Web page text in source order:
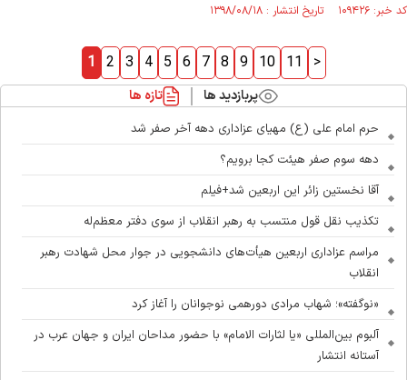
کد خبر: ۱۰۹۴۲۶ تاریخ انتشار : ۱۳۹۸/۰۸/۱۸
1 2 3 4 5 6 7 8 9 10 11 >
پربازدید ها تازه ها
حرم امام علی (ع) مهیای عزاداری دهه آخر صفر شد
دهه سوم صفر هیئت کجا برویم؟
آقا نخستین زائر این اربعین شد+فیلم
تکذیب نقل قول منتسب به رهبر انقلاب از سوی دفتر معظم‌له
مراسم عزاداری اربعین هیأت‌های دانشجویی در جوار محل شهادت رهبر
انقلاب
«نوگفته»؛ شهاب مرادی دورهمی نوجوانان را آغاز کرد
آلبوم بین‌المللی «یا لثارات الامام» با حضور مداحان ایران و جهان عرب در
آستانه انتشار